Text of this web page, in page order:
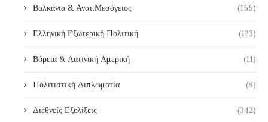
Βαλκάνια & Ανατ.Μεσόγειος (155)
Ελληνική Εξωτερική Πολιτική (123)
Βόρεια & Λατινική Αμερική (11)
Πολιτιστική Διπλωματία (8)
Διεθνείς Εξελίξεις (342)